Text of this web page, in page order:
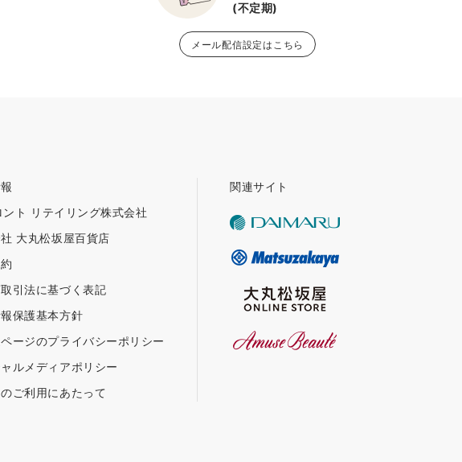
(不定期)
メール配信設定はこちら
ト リテイリング株式会社
大丸松坂屋百貨店
引法に基づく表記
保護基本方針
ージのプライバシーポリシー
ルメディアポリシー
ご利用にあたって
関連サイト